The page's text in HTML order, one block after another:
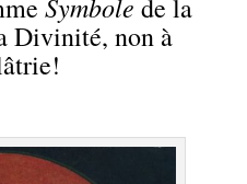
de la
Divinité, non à